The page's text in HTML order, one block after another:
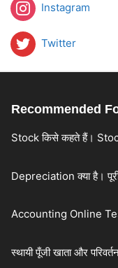
Instagram
Twitter
Recommended
Stock किसे कहते हैं।
Depreciation क्या है। पूरी
Accounting Online
स्थायी पूँजी खाता और